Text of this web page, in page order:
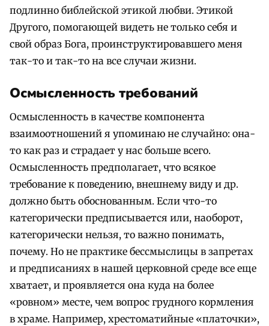
подлинно библейской этикой любви. Этикой
Другого, помогающей видеть не только себя и
свой образ Бога, проинструктировавшего меня
так-то и так-то на все случаи жизни.
Осмысленность требований
Осмысленность в качестве компонента
взаимоотношений я упоминаю не случайно: она-
то как раз и страдает у нас больше всего.
Осмысленность предполагает, что всякое
требование к поведению, внешнему виду и др.
должно быть обоснованным. Если что-то
категорически предписывается или, наоборот,
категорически нельзя, то важно понимать,
почему. Но не практике бессмыслицы в запретах
и предписаниях в нашей церковной среде все еще
хватает, и проявляется она куда на более
«ровном» месте, чем вопрос грудного кормления
в храме. Например, хрестоматийные «платочки»,